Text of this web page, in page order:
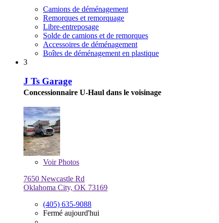
Camions de déménagement
Remorques et remorquage
Libre-entreposage
Solde de camions et de remorques
Accessoires de déménagement
Boîtes de déménagement en plastique
3
J Ts Garage
Concessionnaire U-Haul dans le voisinage
VoirPhotos
7650 Newcastle Rd
Oklahoma City, OK 73169
(405) 635-9088
Fermé aujourd'hui